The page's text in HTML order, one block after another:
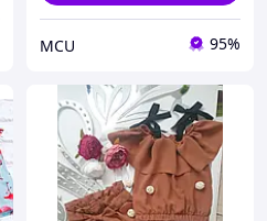
MCU 95%